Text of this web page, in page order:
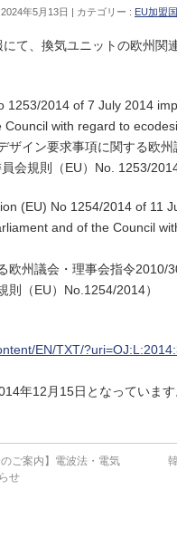
年5月13日 カテゴリー : EU加盟国
て、換気ユニットの欧州関
1253/2014 of 7 July 2014
with regard to
ザイン要求事項に関する欧
会規則（EU）No. 1253/2014
(EU) No 1254/2014 of 11
and of the Council
欧州議会・理事会指令
（EU）No.1254/2014）
EN/TXT/
年12月15日となっています
ご案内】電波法・電気
せ